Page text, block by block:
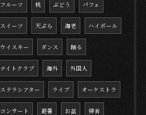
フルーツ 桃 ぶどう パフェ
スイーツ 天ぷら 海老 ハイボール
ウイスキー ダンス 踊る
ナイトクラブ 海外 外国人
ステラシアター ライブ オーケストラ
コンサート 避暑 お盆 帰省